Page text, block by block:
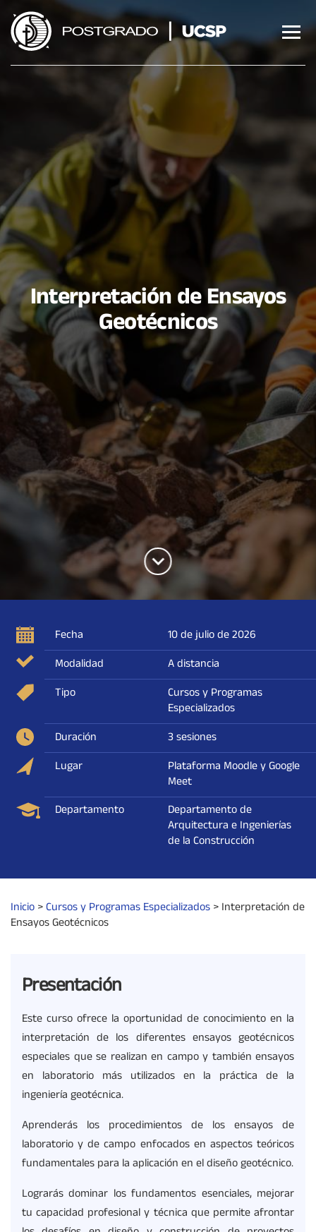
contenido
Interpretación de Ensayos
Geotécnicos
Fecha
10 de julio de 2026
Modalidad
A distancia
Tipo
Cursos y Programas
Especializados
Duración
3 sesiones
Lugar
Plataforma Moodle y Google
Meet
Departamento
Departamento de
Arquitectura e Ingenierías
de la Construcción
Inicio>Cursos y Programas Especializados>Interpretación de
Ensayos Geotécnicos
Presentación
Este curso ofrece la oportunidad de conocimiento en la
interpretación de los diferentes ensayos geotécnicos
especiales que se realizan en campo y también ensayos
en laboratorio más utilizados en la práctica de la
ingeniería geotécnica.
Aprenderás los procedimientos de los ensayos de
laboratorio y de campo enfocados en aspectos teóricos
fundamentales para la aplicación en el diseño geotécnico.
Lograrás dominar los fundamentos esenciales, mejorar
tu capacidad profesional y técnica que permite afrontar